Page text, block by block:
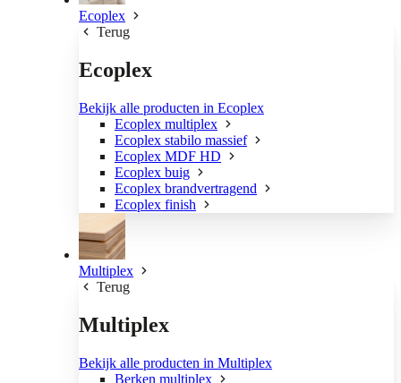
Ecoplex
Terug
Ecoplex
Bekijk alle producten in Ecoplex
Ecoplex multiplex
Ecoplex stabilo massief
Ecoplex MDF HD
Ecoplex buig
Ecoplex brandvertragend
Ecoplex finish
Multiplex
Terug
Multiplex
Bekijk alle producten in Multiplex
Berken multiplex